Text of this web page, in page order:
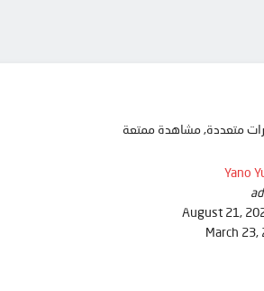
Yano
August 21,
March 23,